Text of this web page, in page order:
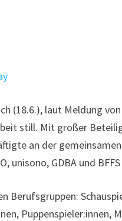
(18.6.), laut Meldung
still. Mit großer
an der
unisono, GDBA und
Berufsgruppen: